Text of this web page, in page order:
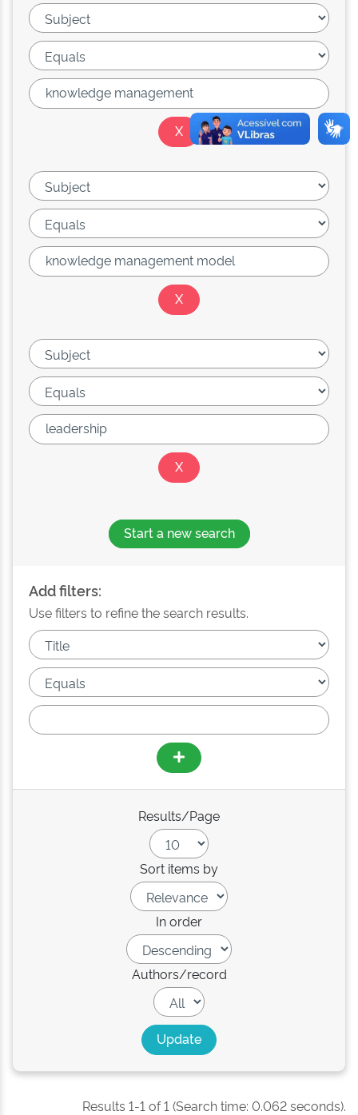
Start a new search
Add filters:
Use filters to refine the search results.
Results/Page
Sort items by
In order
Authors/record
Results 1-1 of 1 (Search time: 0.062 seconds).